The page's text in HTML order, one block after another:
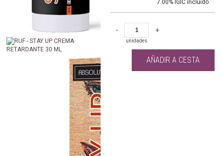
7.00% IGIC incluido
-
unidades
+
AÑADIR A CESTA